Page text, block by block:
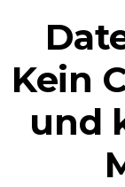
Kein
und